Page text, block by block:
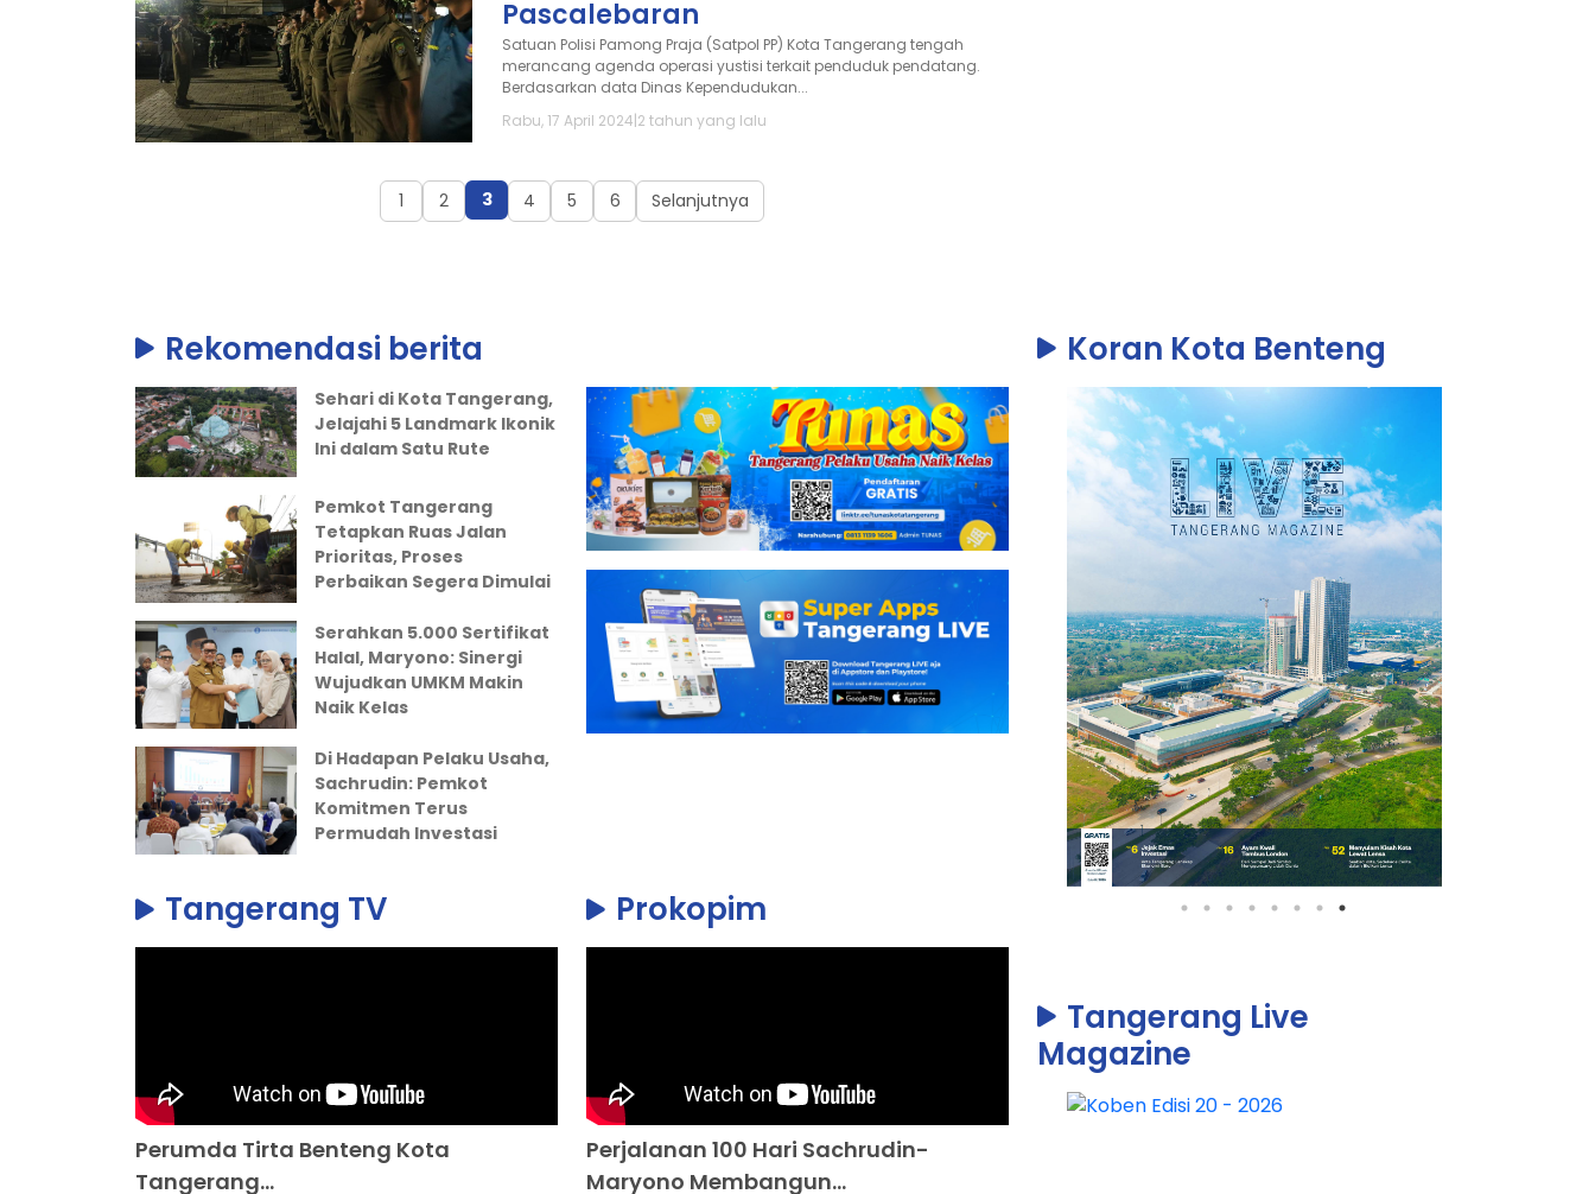
Pascalebaran
Satuan Polisi Pamong Praja (Satpol PP) Kota Tangerang tengah
merancang agenda operasi yustisi terkait penduduk pendatang.
Berdasarkan data Dinas Kependudukan...
Rabu, 17 April 2024|2 tahun yang lalu
1 2 3 4 5 6 Selanjutnya
Rekomendasi berita
Sehari di Kota Tangerang,
Jelajahi 5 Landmark Ikonik
Ini dalam Satu Rute
Pemkot Tangerang
Tetapkan Ruas Jalan
Prioritas, Proses
Perbaikan Segera Dimulai
Serahkan 5.000 Sertifikat
Halal, Maryono: Sinergi
Wujudkan UMKM Makin
Naik Kelas
Di Hadapan Pelaku Usaha,
Sachrudin: Pemkot
Komitmen Terus
Permudah Investasi
Tangerang TV
Perumda Tirta Benteng Kota
Tangerang...
Prokopim
Perjalanan 100 Hari Sachrudin-
Maryono Membangun...
Koran Kota Benteng
Tangerang Live
Magazine